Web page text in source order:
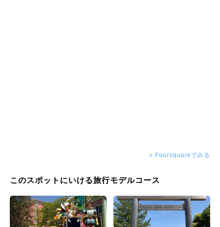
» Foursquareでみる
このスポットにいける旅行モデルコース